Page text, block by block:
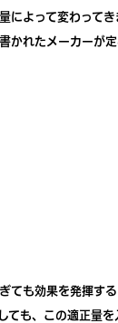
によって変わって
かれたメーカーが
ても効果を発揮する
ても、この適正量